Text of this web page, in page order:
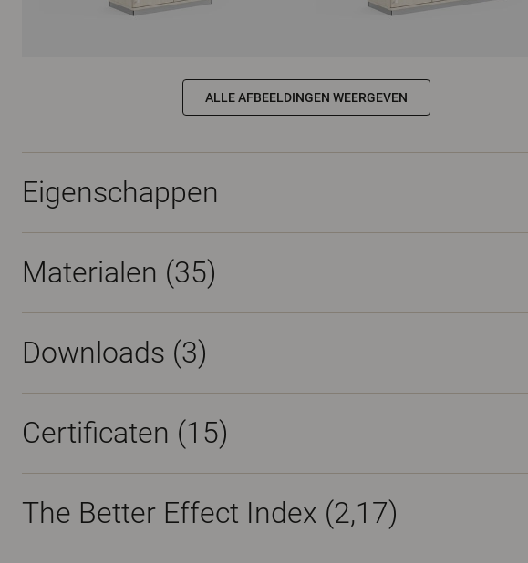
ALLE AFBEELDINGEN WEERGEVEN
Eigenschappen
Materialen (35)
Downloads (3)
Certificaten (15)
The Better Effect Index (2,17)